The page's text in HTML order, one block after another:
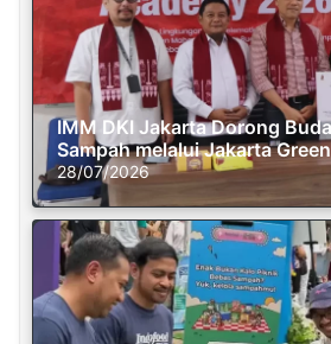
IMM DKI Jakarta Dorong
Sampah melalui Jakarta
28/07/2026